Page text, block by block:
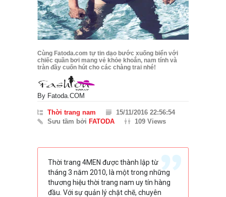
Cùng Fatoda.com tự tin dạo bước xuống biển với
chiếc quần bơi mang vẻ khỏe khoắn, nam tính và
tràn đầy cuốn hút cho các chàng trai nhé!
By Fatoda.COM
Thời trang nam
15/11/2016 22:56:54
Sưu tầm bởi FATODA 109 Views
Thời trang 4MEN được thành lập từ
tháng 3 năm 2010, là một trong những
thương hiệu thời trang nam uy tín hàng
đầu. Với sự quản lý chặt chẽ, chuyên